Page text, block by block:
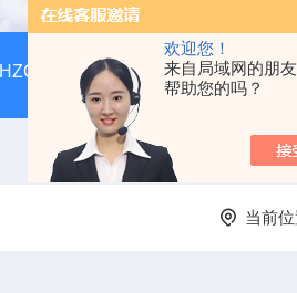
欢迎您！
来自局域网的朋
帮助您的吗？
HZQ-F160全温振荡培养箱厂家价格
当前位